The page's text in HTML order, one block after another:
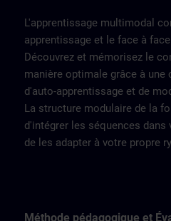
L'apprentissage multimodal
apprentissage et le face à
Découvrez et mémorisez le
manière optimale grâce à
d'auto-apprentissage et de
La structure modulaire de la
d'intégrer les séquences dans
de les adapter à votre propre
Méthode pédagogique et